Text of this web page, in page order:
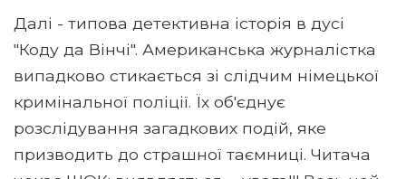
Далі - типова детективна історія в дусі
"Коду да Вінчі". Американська журналістка
випадково стикається зі слідчим німецької
кримінальної поліції. Їх об'єднує
розслідування загадкових подій, яке
призводить до страшної таємниці. Читача